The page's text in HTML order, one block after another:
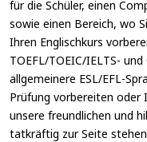
für die Schüler, einen
sowie einen Bereich, wo
Ihren Englischkurs
TOEFL/TOEIC/IELTS-
allgemeinere ESL/EFL-
Prüfung vorbereiten oder
unsere freundlichen und
tatkräftig zur Seite